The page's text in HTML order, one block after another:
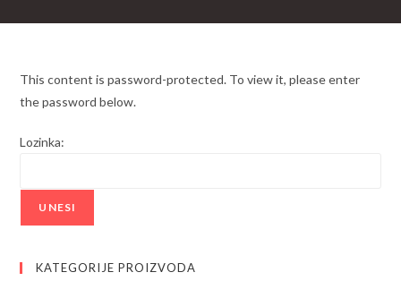
This content is password-protected. To view it, please enter
the password below.
Lozinka:
KATEGORIJE PROIZVODA